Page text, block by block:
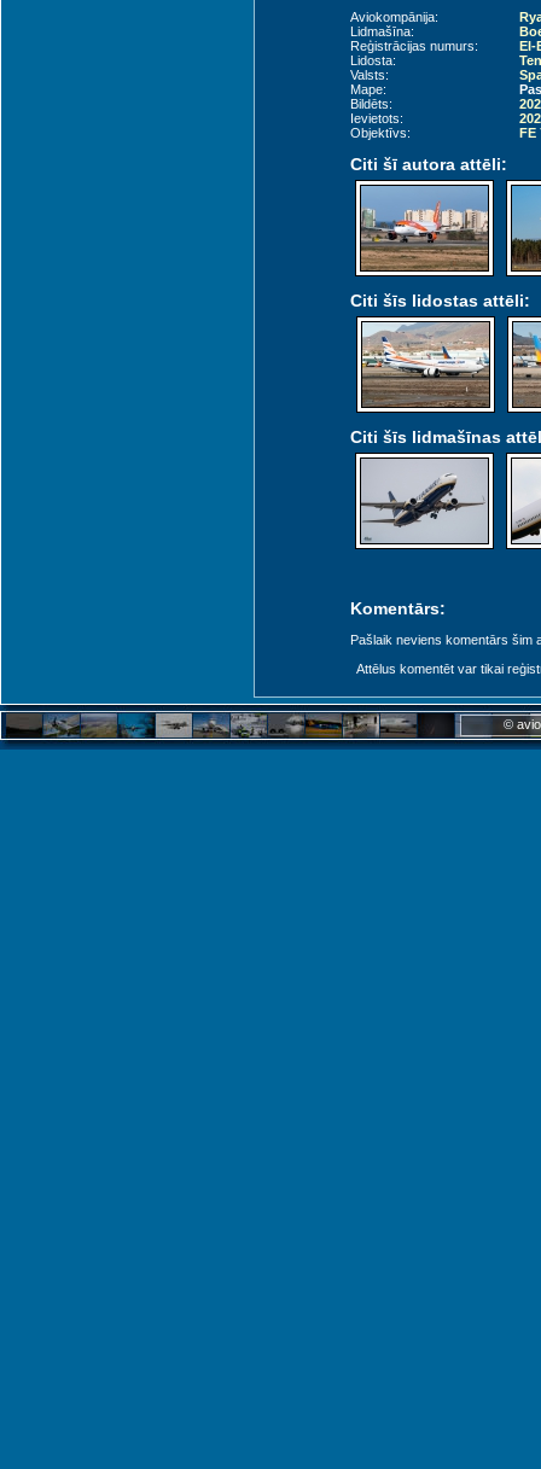
Aviokompānija:
Lidmašīna:
Reģistrācijas numurs:
EI-
Lidosta:
Valsts:
Mape:
Bildēts:
Ievietots:
Objektīvs:
FE
Citi šī autora attēli:
Citi šīs lidostas attēli:
Citi šīs lidmašīnas
Komentārs:
Pašlaik neviens komentārs šim
Attēlus komentēt var tikai
©